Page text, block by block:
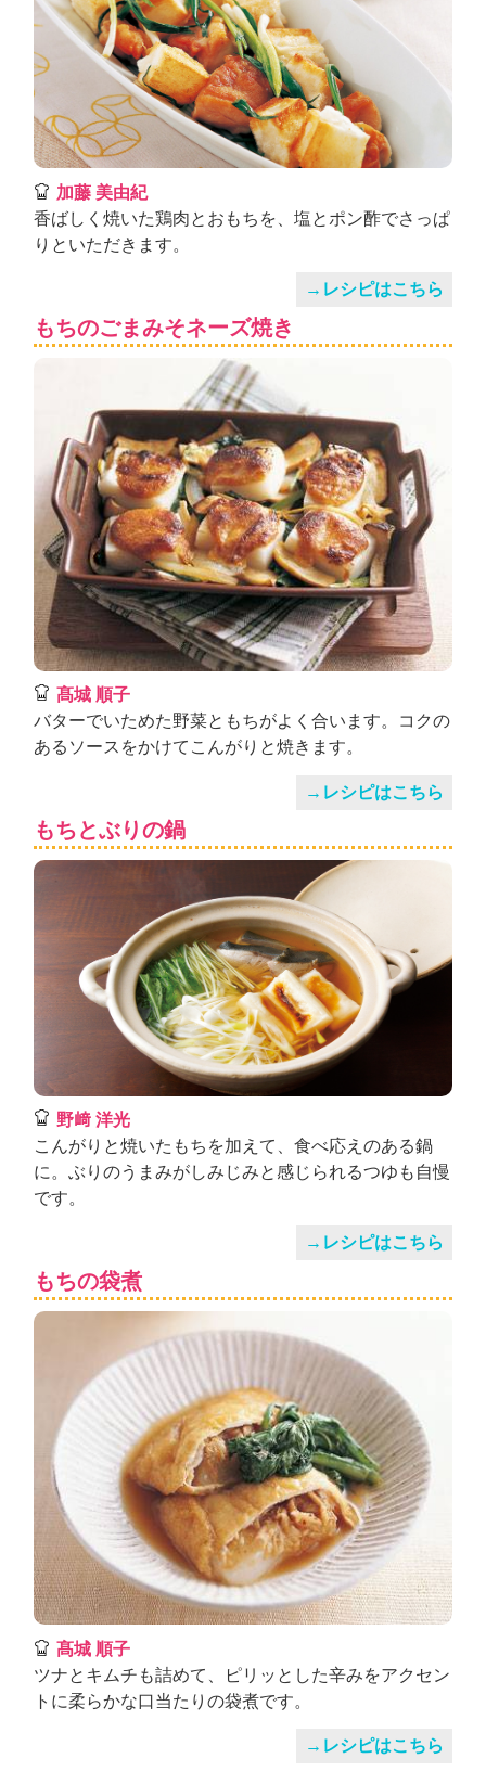
加藤 美由紀
香ばしく焼いた鶏肉とおもちを、塩とポン酢でさっぱ
りといただきます。
→レシピはこちら
もちのごまみそネーズ焼き
髙城 順子
バターでいためた野菜ともちがよく合います。コクの
あるソースをかけてこんがりと焼きます。
→レシピはこちら
もちとぶりの鍋
野﨑 洋光
こんがりと焼いたもちを加えて、食べ応えのある鍋
に。ぶりのうまみがしみじみと感じられるつゆも自慢
です。
→レシピはこちら
もちの袋煮
髙城 順子
ツナとキムチも詰めて、ピリッとした辛みをアクセン
トに柔らかな口当たりの袋煮です。
→レシピはこちら